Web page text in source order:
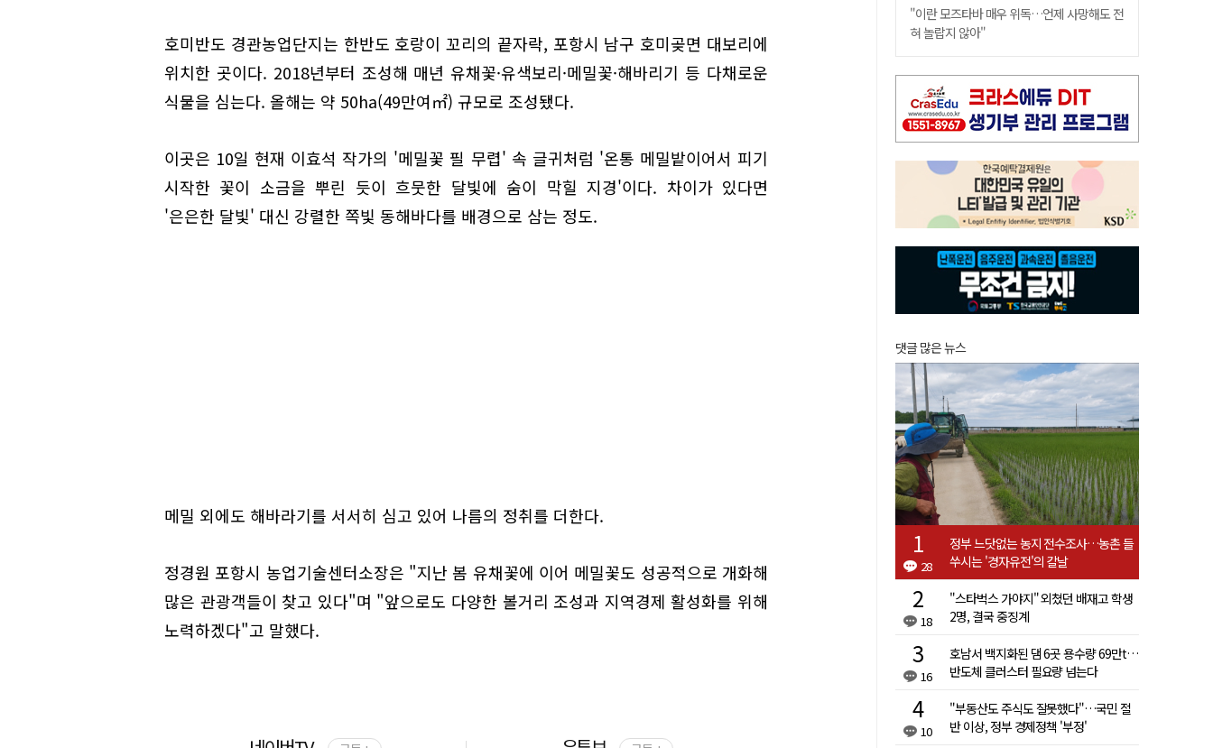
호미반도 경관농업단지는 한반도 호랑이 꼬리의 끝자락, 포항시 남구 호미곶면 대보리에
위치한 곳이다. 2018년부터 조성해 매년 유채꽃·유색보리·메밀꽃·해바리기 등 다채로운
식물을 심는다. 올해는 약 50ha(49만여㎡) 규모로 조성됐다.
이곳은 10일 현재 이효석 작가의 '메밀꽃 필 무렵' 속 글귀처럼 '온통 메밀밭이어서 피기
시작한 꽃이 소금을 뿌린 듯이 흐뭇한 달빛에 숨이 막힐 지경'이다. 차이가 있다면
'은은한 달빛' 대신 강렬한 쪽빛 동해바다를 배경으로 삼는 정도.
메밀 외에도 해바라기를 서서히 심고 있어 나름의 정취를 더한다.
정경원 포항시 농업기술센터소장은 "지난 봄 유채꽃에 이어 메밀꽃도 성공적으로 개화해
많은 관광객들이 찾고 있다"며 "앞으로도 다양한 볼거리 조성과 지역경제 활성화를 위해
노력하겠다"고 말했다.
"이란 모즈타바 매우 위독…언제 사망해도 전
혀 놀랍지 않아"
댓글 많은 뉴스
28
정부 느닷없는 농지 전수조사…농촌 들
쑤시는 '경자유전'의 칼날
18
"스타벅스 가야지" 외쳤던 배재고 학생
2명, 결국 중징계
16
호남서 백지화된 댐 6곳 용수량 69만t…
반도체 클러스터 필요량 넘는다
10
"부동산도 주식도 잘못했다"…국민 절
반 이상, 정부 경제정책 '부정'